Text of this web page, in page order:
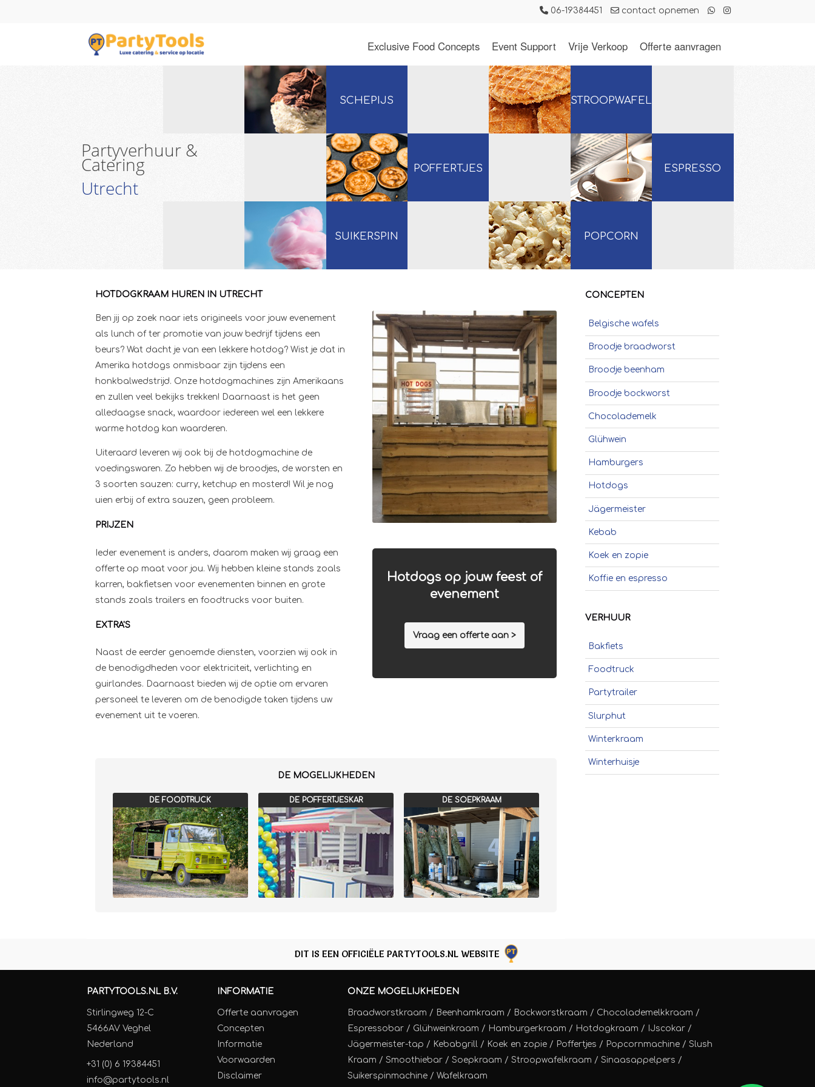
06-19384451 contact opnemen
Exclusive Food Concepts Event Support Vrije Verkoop Offerte aanvragen
SCHEPIJS STROOPWAFELS
Partyverhuur &
Catering
Utrecht
POFFERTJES ESPRESSO
SUIKERSPIN POPCORN
HOTDOGKRAAM HUREN IN UTRECHT
Ben jij op zoek naar iets origineels voor jouw evenement
als lunch of ter promotie van jouw bedrijf tijdens een
beurs? Wat dacht je van een lekkere hotdog? Wist je dat in
Amerika hotdogs onmisbaar zijn tijdens een
honkbalwedstrijd. Onze hotdogmachines zijn Amerikaans
en zullen veel bekijks trekken! Daarnaast is het geen
alledaagse snack, waardoor iedereen wel een lekkere
warme hotdog kan waarderen.
Uiteraard leveren wij ook bij de hotdogmachine de
voedingswaren. Zo hebben wij de broodjes, de worsten en
3 soorten sauzen: curry, ketchup en mosterd! Wil je nog
uien erbij of extra sauzen, geen probleem.
PRIJZEN
Ieder evenement is anders, daarom maken wij graag een
offerte op maat voor jou. Wij hebben kleine stands zoals
karren, bakfietsen voor evenementen binnen en grote
stands zoals trailers en foodtrucks voor buiten.
EXTRA'S
Naast de eerder genoemde diensten, voorzien wij ook in
de benodigdheden voor elektriciteit, verlichting en
guirlandes. Daarnaast bieden wij de optie om ervaren
personeel te leveren om de benodigde taken tijdens uw
evenement uit te voeren.
Hotdogs op jouw feest of
evenement
Vraag een offerte aan >
DE MOGELIJKHEDEN
DE FOODTRUCK DE POFFERTJESKAR DE SOEPKRAAM
CONCEPTEN
Belgische wafels
Broodje braadworst
Broodje beenham
Broodje bockworst
Chocolademelk
Glühwein
Hamburgers
Hotdogs
Jägermeister
Kebab
Koek en zopie
Koffie en espresso
Schepijs
Sinaasappelpers
Slush
Smoothies
Soep
Stroopwafels
VERHUUR
Bakfiets
Foodtruck
Partytrailer
Slurphut
Winterkraam
Winterhuisje
DIT IS EEN OFFICIËLE PARTYTOOLS.NL WEBSITE
PARTYTOOLS.NL B.V.
Stirlingweg 12-C
5466AV Veghel
Nederland
+31 (0) 6 19384451
info@partytools.nl
INFORMATIE
Offerte aanvragen
Concepten
Informatie
Voorwaarden
Disclaimer
ONZE MOGELIJKHEDEN
Braadworstkraam / Beenhamkraam / Bockworstkraam / Chocolademelkkraam /
Espressobar / Glühweinkraam / Hamburgerkraam / Hotdogkraam / IJscokar /
Jägermeister-tap / Kebabgrill / Koek en zopie / Poffertjes / Popcornmachine /Slush
Kraam /Smoothiebar /Soepkraam /Stroopwafelkraam /Sinaasappelpers /
Suikerspinmachine /Wafelkraam